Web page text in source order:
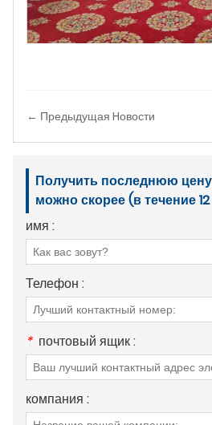
← Предыдущая Hовости
Получить последнюю
можно скорее (в течение
имя :
Телефон :
* почтовый ящик :
компания :